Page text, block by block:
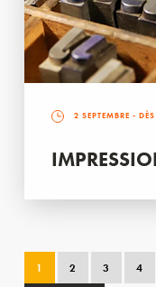
2 SEPTEMBRE -
1 2 3 4